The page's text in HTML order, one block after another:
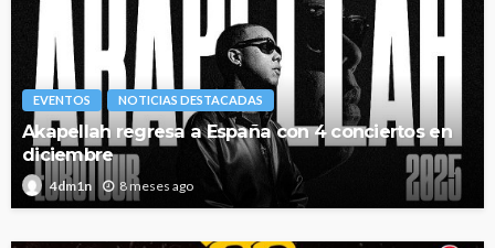
EVENTOS NOTICIAS DESTACADAS
Akapellah regresa a España con 4 conciertos en
diciembre
4dm1n 8 meses ago